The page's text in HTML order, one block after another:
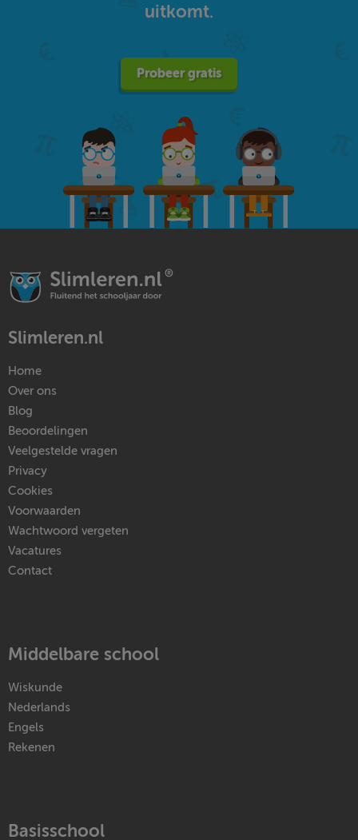
uitkomt.
Probeer gratis
Slimleren.nl
Home
Over ons
Blog
Beoordelingen
Veelgestelde vragen
Privacy
Cookies
Voorwaarden
Wachtwoord vergeten
Vacatures
Contact
Middelbare school
Wiskunde
Nederlands
Engels
Rekenen
Basisschool